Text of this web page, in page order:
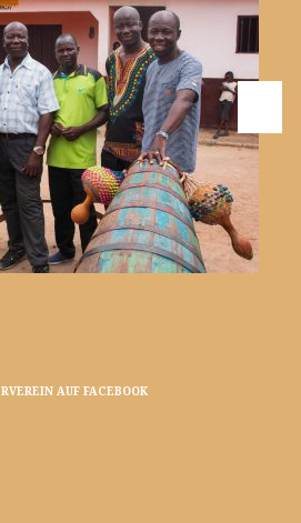
AUF FACEBOOK